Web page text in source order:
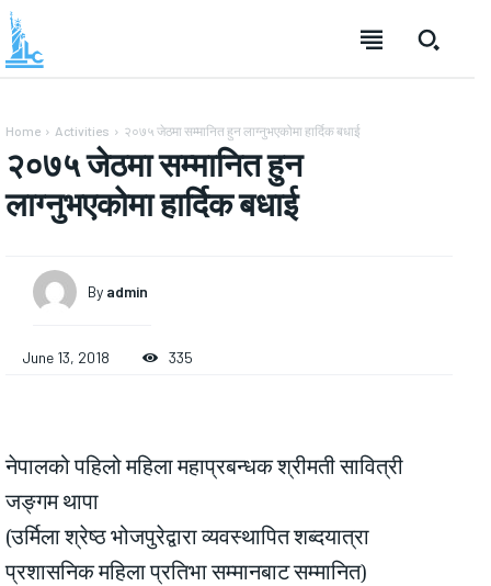
Home Activities २०७५ जेठमा सम्मानित हुन लाग्नुभएकोमा हार्दिक बधाई
२०७५ जेठमा सम्मानित हुन
लाग्नुभएकोमा हार्दिक बधाई
By admin
June 13, 2018 335
नेपालको पहिलो महिला महाप्रबन्धक श्रीमती सावित्री
जङ्गम थापा
(उर्मिला श्रेष्ठ भोजपुरेद्वारा व्यवस्थापित शब्दयात्रा
प्रशासनिक महिला प्रतिभा सम्मानबाट सम्मानित)